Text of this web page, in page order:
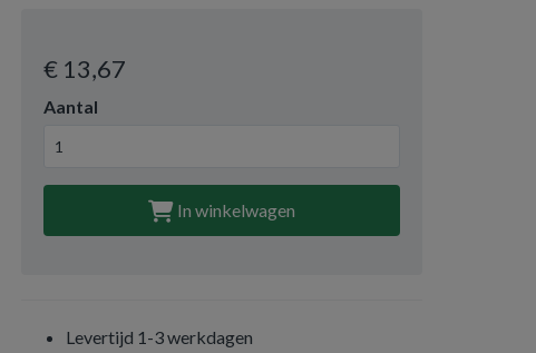
€ 13,67
Aantal
In winkelwagen
Levertijd 1-3 werkdagen